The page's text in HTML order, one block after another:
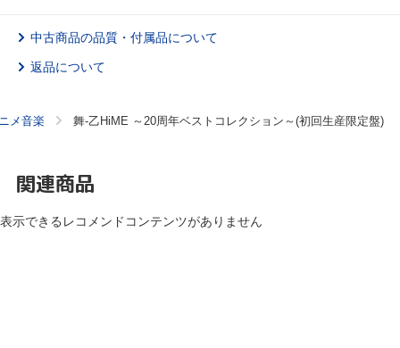
中古商品の品質・付属品について
返品について
メ音楽 舞-乙HiME ～20周年ベストコレクション～(初回生産限定盤)
関連商品
表示できるレコメンドコンテンツがありません